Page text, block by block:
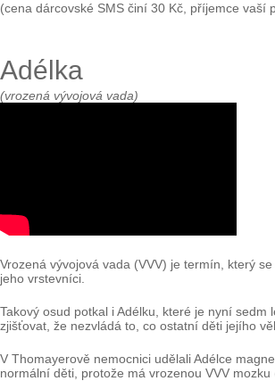
(cena dárcovské SMS činí 30 Kč, příjemce vaší
Adélka
(vrozená vývojová vada)
Vrozená vývojová vada (VVV) je termín, který
jeho vrstevníci.
Takový osud potkal i Adélku, které je nyní
zjišťovat, že nezvládá to, co ostatní děti jejího
V Thomayerově nemocnici udělali Adélce
normální děti, protože má vrozenou VVV